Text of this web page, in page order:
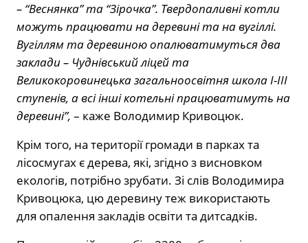
– “Веснянка” та “Зірочка”. Твердопаливні котли
можуть працювати на деревині та на вугіллі.
Вугіллям та деревиною опалюватимуться два
заклади – Чуднівський ліцей та
Великокоровинецька загальноосвітня школа І-ІІІ
ступенів, а всі інші котельні працюватимуть на
деревині”, – каже Володимир Кривоцюк.
Крім того, на території громади в парках та
лісосмугах є дерева, які, згідно з висновком
екологів, потрібно зрубати. Зі слів Володимира
Кривоцюка, цю деревину теж використають
для опалення закладів освіти та дитсадків.